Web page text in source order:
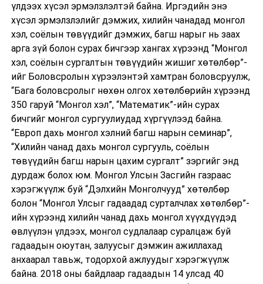
үлдээх хүсэл эрмэлзлэлтэй байна. Иргэдийн энэ
хүсэл эрмэлзлэлийг дэмжих, хилийн чанадад монгол
хэл, соёлын төвүүдийг дэмжих, багш нарыг нь заах
арга зүй болон сурах бичгээр хангах хүрээнд “Монгол
хэл, соёлын сургалтын төвүүдийн жишиг хөтөлбөр”-
ийг Боловсролын хүрээлэнтэй хамтран боловсруулж,
“Бага боловсролыг нөхөн олгох хөтөлбөрийн хүрээнд
350 гаруй “Монгол хэл”, “Математик”-ийн сурах
бичгийг монгол сургуулиудад хүргүүлээд байна.
“Европ дахь монгол хэлний багш нарын семинар”,
“Хилийн чанад дахь монгол сургууль, соёлын
төвүүдийн багш нарын цахим сургалт” зэргийг энд
дурдаж болох юм. Монгол Улсын Засгийн газраас
хэрэгжүүлж буй “Дэлхийн Монголчууд” хөтөлбөр
болон “Монгол Улсыг гадаадад сурталчлах хөтөлбөр”-
ийн хүрээнд хилийн чанад дахь монгол хүүхдүүдэд
өвлүүлэн үлдээх, монгол судлалаар суралцаж буй
гадаадын оюутан, залуусыг дэмжин ажиллахад
анхаарал тавьж, тодорхой ажлуудыг хэрэгжүүлж
байна. 2018 оны байдлаар гадаадын 14 улсад 40